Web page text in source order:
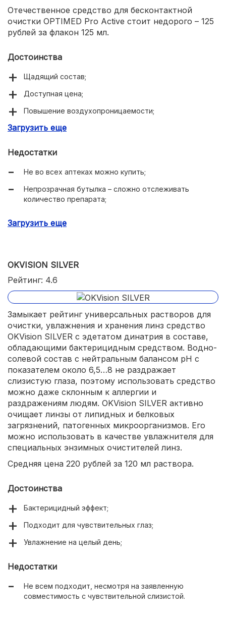
Отечественное средство для бесконтактной
очистки OPTIMED Pro Active стоит недорого – 125
рублей за флакон 125 мл.
Достоинства
Щадящий состав;
Доступная цена;
Повышение воздухопроницаемости;
Длительное увлажнение;
Загрузить еще
Недостатки
Не во всех аптеках можно купить;
Непрозрачная бутылка – сложно отслеживать
количество препарата;
отзывам;
Загрузить еще
OKVISION SILVER
Рейтинг: 4.6
Замыкает рейтинг универсальных растворов для
очистки, увлажнения и хранения линз средство
OKVision SILVER с эдетатом динатрия в составе,
обладающими бактерицидным средством. Водно-
солевой состав с нейтральным балансом рН с
показателем около 6,5…8 не раздражает
слизистую глаза, поэтому использовать средство
можно даже склонным к аллергии и
раздражениям людям. OKVision SILVER активно
очищает линзы от липидных и белковых
загрязнений, патогенных микроорганизмов. Его
можно использовать в качестве увлажнителя для
специальных энзимных очистителей линз.
Средняя цена 220 рублей за 120 мл раствора.
Достоинства
Бактерицидный эффект;
Подходит для чувствительных глаз;
Увлажнение на целый день;
Недостатки
Не всем подходит, несмотря на заявленную
совместимость с чувствительной слизистой.